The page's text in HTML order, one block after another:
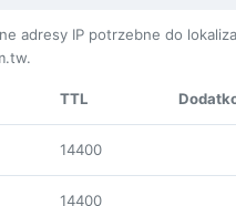
adresy IP potrzebne do
TTL
14400
14400